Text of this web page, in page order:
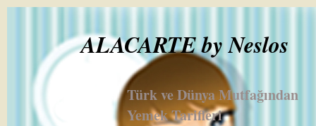
ALACARTE by Neslos
Türk ve Dünya Mutfağından
Yemek Tarifleri